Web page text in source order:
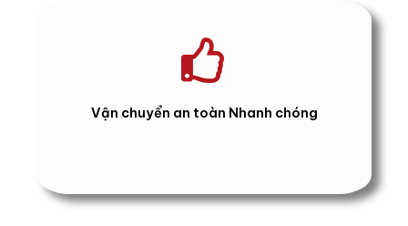
Vận chuyển an toàn Nhanh chóng